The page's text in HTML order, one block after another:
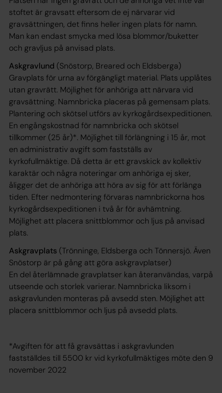
stoftet är gravsatt eftersom de ej närvarar vid
gravsättningen, det finns heller ingen plats för namn.
Man kan endast smycka med lösa blommor/buketter
och gravljus på anvisad plats.
Askgravlund (Snöstorp, Breared och Eldsberga)
Gravplats för urna av förgängligt material. Plats upplåtes
utan gravrätt. Möjlighet för anhöriga att närvara vid
gravsättning. Namnbricka placeras på gemensam plats.
Plantering och skötsel utförs av kyrkogårdsexpeditionen.
En engångskostnad för namnbricka och skötsel
tillkommer (25 år)*. Möjlighet till förlängning i 15 år, mot
en administrativ avgift som fastställs av
kyrkofullmäktige. Då detta är ett gravskick av kollektiv
karaktär och några noteringar om anhöriga ej sker,
åligger det de anhöriga att höra av sig för att förlänga
tiden. Efter nedmontering förvaras namnbrickorna hos
kyrkogårdsexpeditionen i två år för avhämtning.
Möjlighet att placera snittblommor och ljus på anvisad
plats.
Askgravplats (Trönninge, Eldsberga och Tönnersjö. Även
Snöstorp är på gång att göra askgravplatser)
En del återlämnade gravplatser kan återanvändas, varpå
utseende och storlek varierar. Namnbricka liksom i
askgravlunden monteras på avsedd sten. Möjlighet att
placera snittblommor och ljus på avsedd plats.
*Avgiften för att få gravsättas i askgravlunden
fastställdes till 5500 kr vid kyrkofullmäktiges möte den 9
november 2022